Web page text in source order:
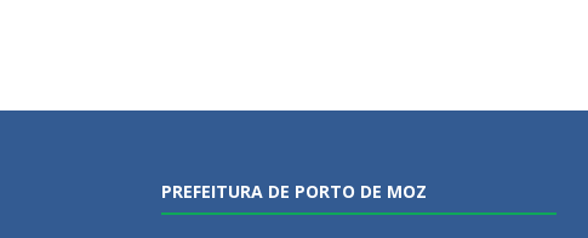
PREFEITURA DE PORTO DE MOZ